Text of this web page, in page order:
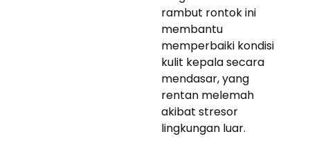
rambut rontok ini
membantu
memperbaiki kondisi
kulit kepala secara
mendasar, yang
rentan melemah
akibat stresor
lingkungan luar.